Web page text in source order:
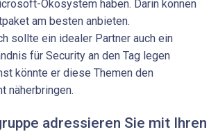
Ökosystem haben. Darin können
am besten anbieten.
sollte ein idealer Partner auch ein
für Security an den Tag legen
könnte er diese Themen den
näherbringen.
adressieren Sie mit Ihren